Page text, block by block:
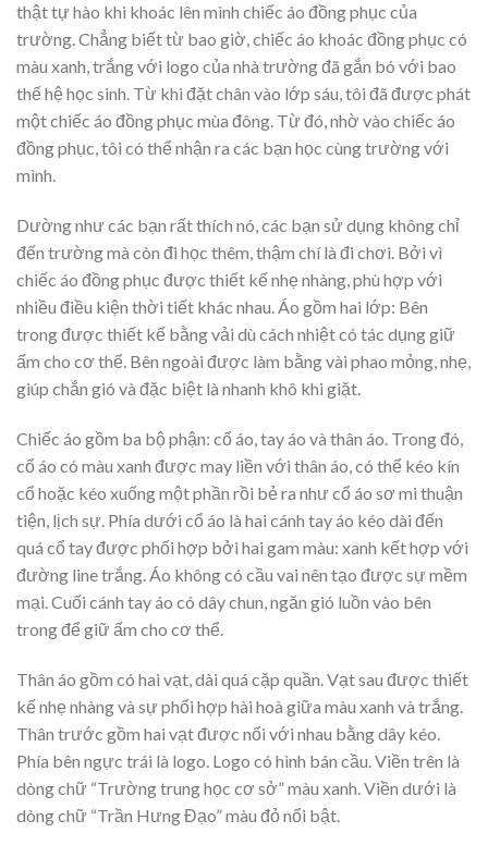
thật tự hào khi khoác lên mình chiếc áo đồng phục của
trường. Chẳng biết từ bao giờ, chiếc áo khoác đồng phục có
màu xanh, trắng với logo của nhà trường đã gắn bó với bao
thế hệ học sinh. Từ khi đặt chân vào lớp sáu, tôi đã được phát
một chiếc áo đồng phục mùa đông. Từ đó, nhờ vào chiếc áo
đồng phục, tôi có thể nhận ra các bạn học cùng trường với
mình.
Dường như các bạn rất thích nó, các bạn sử dụng không chỉ
đến trường mà còn đi học thêm, thậm chí là đi chơi. Bởi vì
chiếc áo đồng phục được thiết kế nhẹ nhàng, phù hợp với
nhiều điều kiện thời tiết khác nhau. Áo gồm hai lớp: Bên
trong được thiết kế bằng vải dù cách nhiệt có tác dụng giữ
ấm cho cơ thể. Bên ngoài được làm bằng vài phao mỏng, nhẹ,
giúp chắn gió và đặc biệt là nhanh khô khi giặt.
Chiếc áo gồm ba bộ phận: cổ áo, tay áo và thân áo. Trong đó,
cổ áo có màu xanh được may liền với thân áo, có thể kéo kín
cổ hoặc kéo xuống một phần rồi bẻ ra như cổ áo sơ mi thuận
tiện, lịch sự. Phía dưới cổ áo là hai cánh tay áo kéo dài đến
quá cổ tay được phối hợp bởi hai gam màu: xanh kết hợp với
đường line trắng. Áo không có cầu vai nên tạo được sự mềm
mại. Cuối cánh tay áo có dây chun, ngăn gió luồn vào bên
trong để giữ ấm cho cơ thể.
Thân áo gồm có hai vạt, dài quá cặp quần. Vạt sau được thiết
kế nhẹ nhàng và sự phối hợp hài hoà giữa màu xanh và trắng.
Thân trước gồm hai vạt được nối với nhau bằng dây kéo.
Phía bên ngực trái là logo. Logo có hình bán cầu. Viền trên là
dòng chữ “Trường trung học cơ sở” màu xanh. Viền dưới là
dòng chữ “Trần Hưng Đạo” màu đỏ nổi bật.